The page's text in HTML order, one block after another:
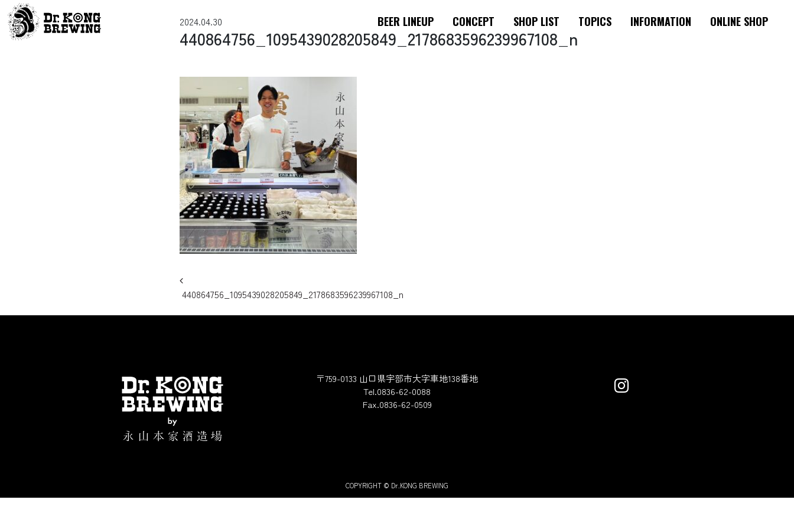
コンテンツへスキップ
メインナビゲーション BEER LINEUP CONCEPT SHOP LIST TOPICS INFORMATION ONLINE SHOP
2024.04.30
440864756_1095439028205849_2178683596239967108_n
投稿ナビゲーション
440864756_1095439028205849_2178683596239967108_n
〒759-0133 山口県宇部市大字車地138番地
Tel.0836-62-0088
Fax.0836-62-0509
COPYRIGHT © Dr.KONG BREWING